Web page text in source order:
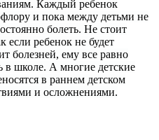
Каждый ребенок
и пока между детьми не
болеть. Не стоит
если ребенок не будет
болезней, ему все равно
в школе. А многие детские
в раннем детском
и осложнениями.